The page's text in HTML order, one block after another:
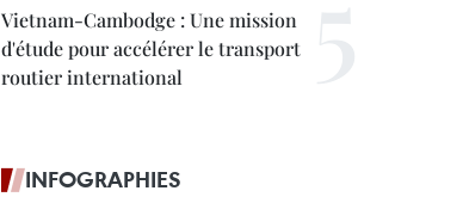
Vietnam-Cambodge : Une mission
d'étude pour accélérer le transport
routier international
INFOGRAPHIES